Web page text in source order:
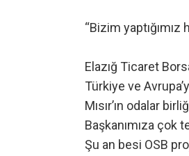
“Bizim
Elazığ Ticaret
Türkiye ve
Mısır’ın odalar
Başkanımıza çok
Şu an besi OSB